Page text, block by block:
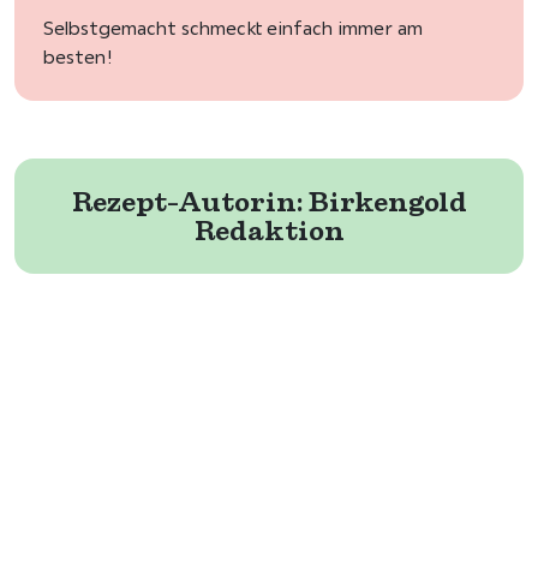
Selbstgemacht schmeckt einfach immer am
besten!
Rezept-Autorin:Birkengold
Redaktion